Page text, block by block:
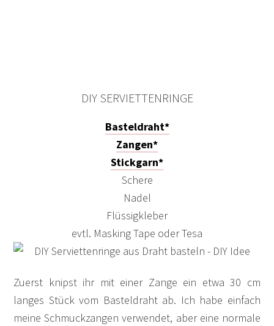
DIY SERVIETTENRINGE
Basteldraht*
Zangen*
Stickgarn*
Schere
Nadel
Flüssigkleber
evtl. Masking Tape oder Tesa
Zuerst knipst ihr mit einer Zange ein etwa 30 cm
langes Stück vom Basteldraht ab. Ich habe einfach
meine Schmuckzangen verwendet, aber eine normale